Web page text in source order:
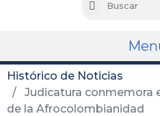
Buscar
Histórico de Noticias
Judicatura conmemora
de la Afrocolombianidad